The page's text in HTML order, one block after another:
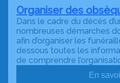
Organiser des
Dans le cadre du décès
nombreuses démarches
afin d’organiser les
dessous toutes les
de comprendre
En